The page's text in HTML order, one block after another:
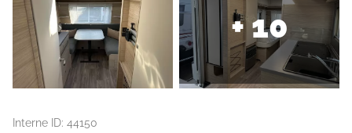
+ 10
Interne ID: 44150